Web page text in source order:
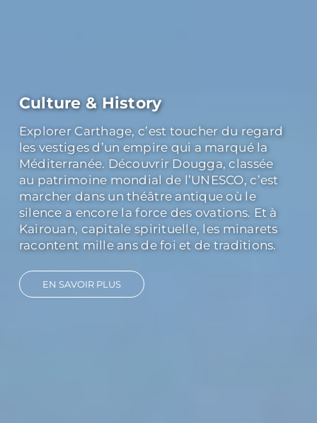
Culture & History
Explorer Carthage, c’est toucher du regard
les vestiges d’un empire qui a marqué la
Méditerranée. Découvrir Dougga, classée
au patrimoine mondial de l’UNESCO, c’est
marcher dans un théâtre antique où le
silence a encore la force des ovations. Et à
Kairouan, capitale spirituelle, les minarets
racontent mille ans de foi et de traditions.
EN SAVOIR PLUS